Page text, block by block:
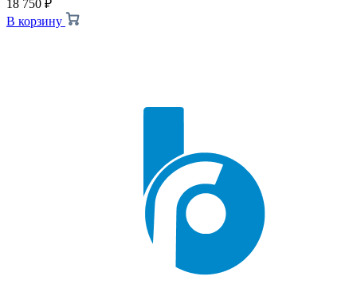
18 750 ₽
В корзину